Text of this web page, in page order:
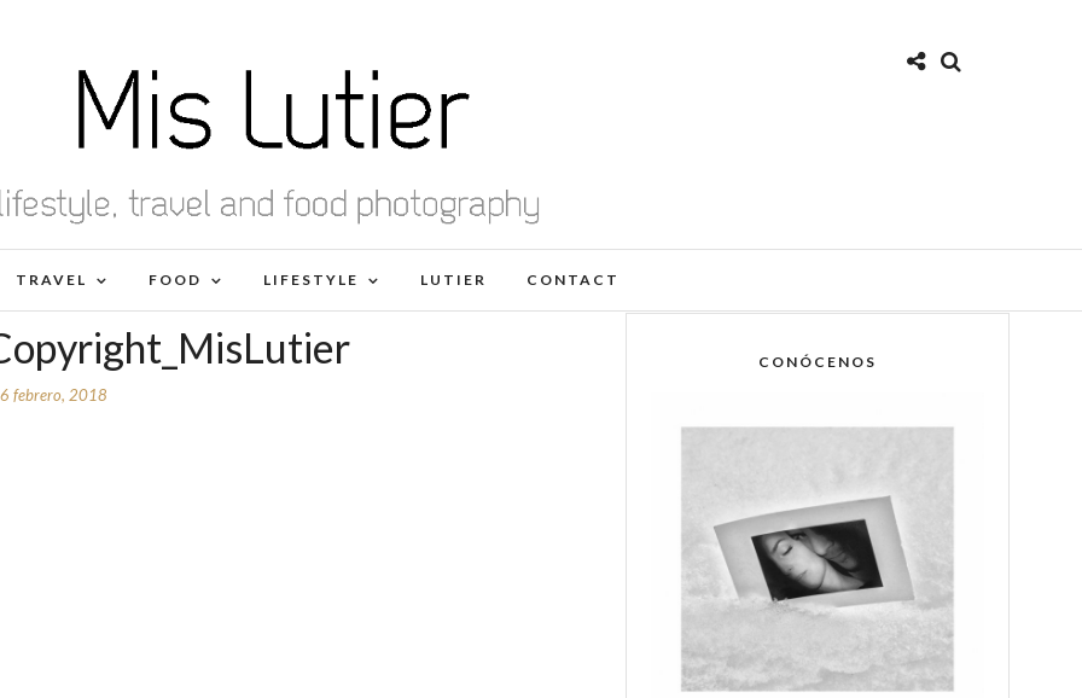
TRAVEL FOOD LIFESTYLE LUTIER CONTACT
febrero, 2018
CONÓCENOS